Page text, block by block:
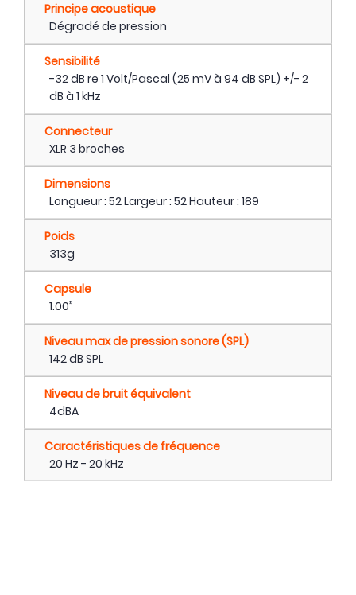
Principe acoustique
Dégradé de pression
Sensibilité
-32 dB re 1 Volt/Pascal (25 mV à 94 dB SPL) +/- 2
dB à 1 kHz
Connecteur
XLR 3 broches
Dimensions
Longueur : 52 Largeur : 52 Hauteur : 189
Poids
313g
Capsule
1.00”
Niveau max de pression sonore (SPL)
142 dB SPL
Niveau de bruit équivalent
4dBA
Caractéristiques de fréquence
20 Hz - 20 kHz